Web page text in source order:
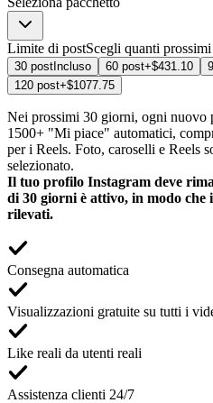
Limite di postScegli quanti
30 post Incluso 60 post+$431.10
120 post+$1077.75
Nei prossimi 30 giorni, ogni nuovo
1500+ "Mi piace" automatici,
per i Reels. Foto, caroselli e Reels
selezionato.
Il tuo profilo Instagram deve
di 30 giorni è attivo, in modo che
rilevati.
Consegna automatica
Visualizzazioni gratuite su tutti i
Like reali da utenti reali
Assistenza clienti 24/7